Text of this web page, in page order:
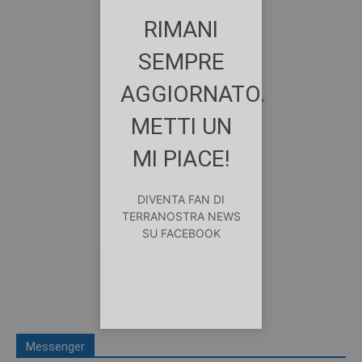
Messenger
RIMANI
SEMPRE
AGGIORNATO.
METTI UN
MI PIACE!
DIVENTA FAN DI
TERRANOSTRA NEWS
SU FACEBOOK